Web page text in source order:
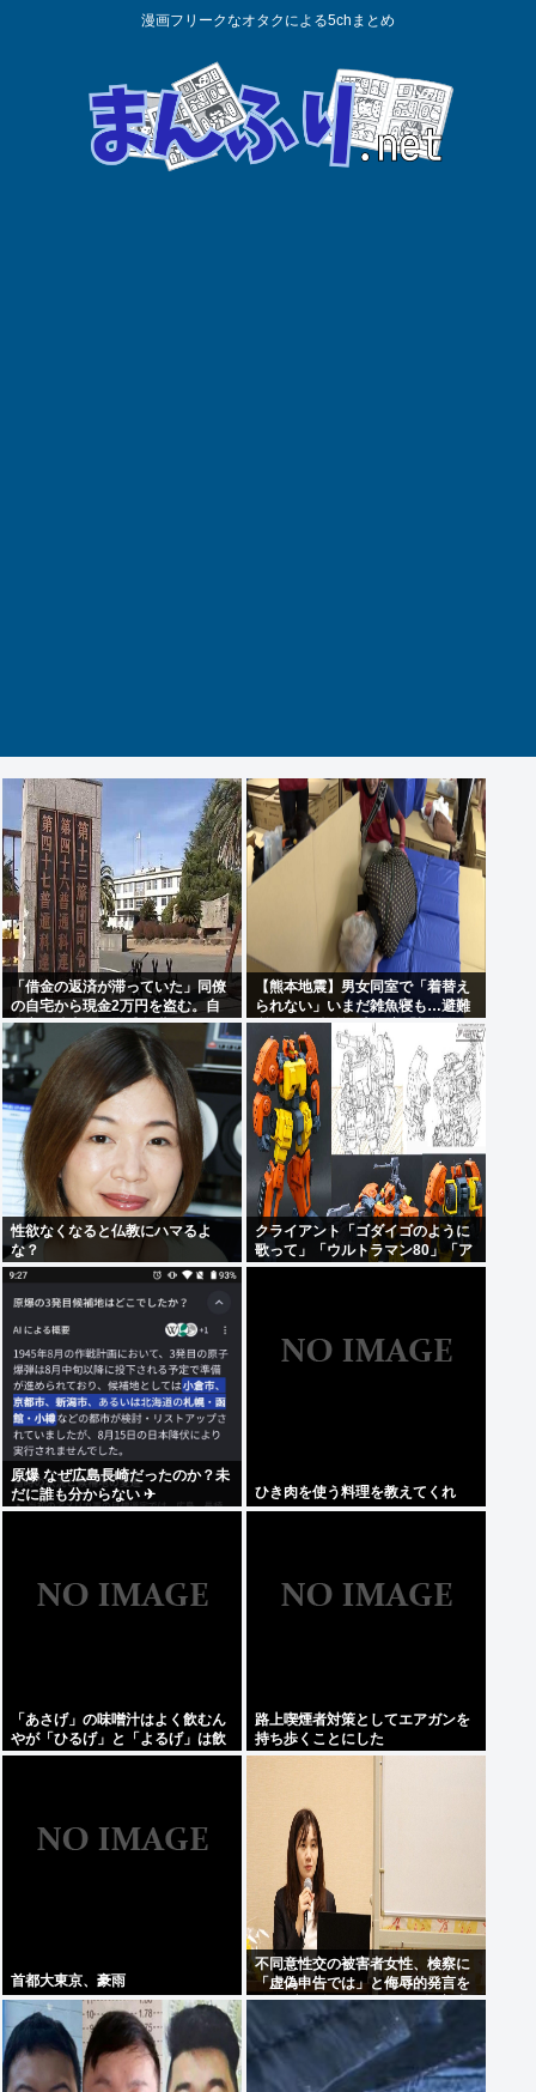
漫画フリークなオタクによる5chまとめ
「借金の返済が滞っていた」同僚
の自宅から現金2万円を盗む。自
衛官の陸士長が懲戒免職に
【熊本地震】男女同室で「着替え
られない」いまだ雑魚寝も…避難
所めぐり”格差” 専門家「標準化さ
れていない」
性欲なくなると仏教にハマるよ
な？
クライアント「ゴダイゴのように
歌って」「ウルトラマン80」「ア
ルフィのように」「星のピアス」
原爆 なぜ広島長崎だったのか？未
だに誰も分からない ✈
ひき肉を使う料理を教えてくれ
「あさげ」の味噌汁はよく飲むん
やが「ひるげ」と「よるげ」は飲
んだことない
路上喫煙者対策としてエアガンを
持ち歩くことにした
首都大東京、豪雨
不同意性交の被害者女性、検察に
「虚偽申告では」と侮辱的発言を
されブチギレ、500万円の損害賠
償を求め提訴